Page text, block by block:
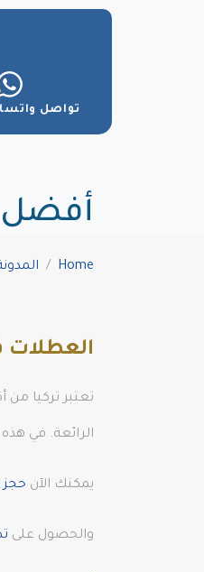
تواصل
أفضل
Home
العطلات
تعتبر تركيا من
الرائعة. في
يمكنك الآن حجز
والحصول على